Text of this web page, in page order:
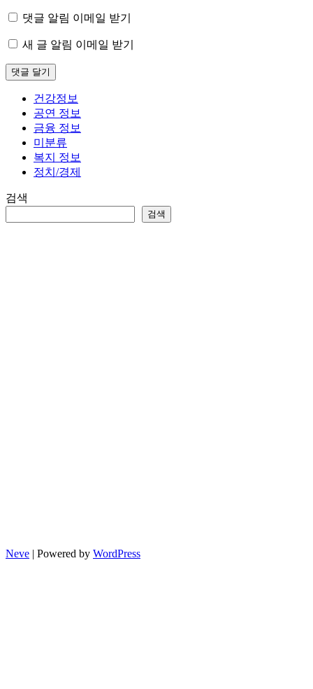
댓글 알림 이메일 받기
새 글 알림 이메일 받기
건강정보
공연 정보
금융 정보
미분류
복지 정보
정치/경제
검색
검색
Neve | Powered by WordPress